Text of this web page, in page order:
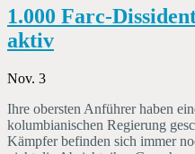
1.000 Farc-
aktiv
Nov. 3
Ihre obersten Anführer haben
kolumbianischen Regierung
Kämpfer befinden sich immer